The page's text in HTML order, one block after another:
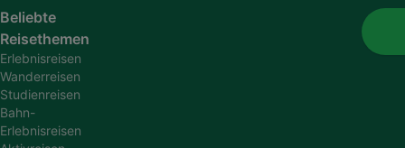
Beliebte
Reisethemen
Erlebnisreisen
Wanderreisen
Studienreisen
Bahn-
Erlebnisreisen